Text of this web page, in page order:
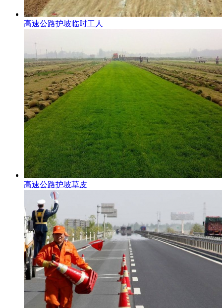
高速公路护坡临时工人
高速公路护坡草皮